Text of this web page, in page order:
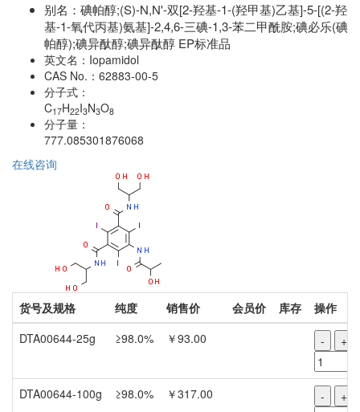
别名： 碘帕醇;(S)-N,N'-双[2-羟基-1-(羟甲基)乙基]-5-[(2-羟
基-1-氧代丙基)氨基]-2,4,6-三碘-1,3-苯二甲酰胺;碘必乐(碘
帕醇);碘异酞醇;碘异酞醇 EP标准品
英文名： Iopamidol
CAS No.： 62883-00-5
分子式：
C17H22I3N3O8
分子量：
777.085301876068
在线咨询
货号及规格 纯度 销售价 会员价 库存
操作
DTA00644-25g
≥98.0% ￥93.00 - +
DTA00644-100g ≥98.0% ￥317.00 - +